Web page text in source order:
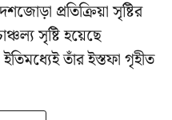
প্রতিক্রিয়া সৃষ্টির
সৃষ্টি হয়েছে
তাঁর ইস্তফা গৃহীত